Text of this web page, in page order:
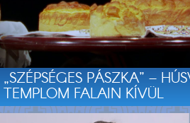
„SZÉPSÉGES PÁSZKA” –
TEMPLOM FALAIN KÍVÜL